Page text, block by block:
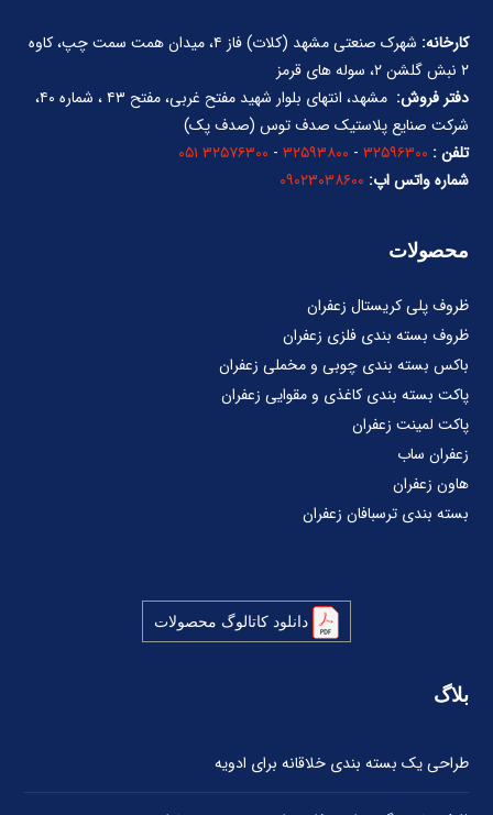
کارخانه:
شهرک صنعتی مشهد (کلات) فاز ۴، میدان همت سمت چپ، کاوه
۲ نبش گلشن ۲، سوله های قرمز
دفتر فروش:
مشهد، انتهای بلوار شهید مفتح غربی، مفتح ۴۳ ، شماره ۴۰،
شرکت صنایع پلاستیک صدف توس (صدف پک)
تلفن : ۳۲۵۹۶۳۰۰ - ۳۲۵۹۳۸۰۰ - ۳۲۵۷۶۳۰۰ ۰۵۱
شماره واتس اپ: ۰۹۰۲۳۰۳۸۶۰۰
محصولات
ظروف پلی کریستال زعفران
ظروف بسته بندی فلزی زعفران
باکس بسته بندی چوبی و مخملی زعفران
پاکت بسته بندی کاغذی و مقوایی زعفران
پاکت لمینت زعفران
زعفران ساب
هاون زعفران
بسته بندی ترسبافان زعفران
دانلود کاتالوگ محصولات
بلاگ
طراحی یک بسته بندی خلاقانه برای ادویه